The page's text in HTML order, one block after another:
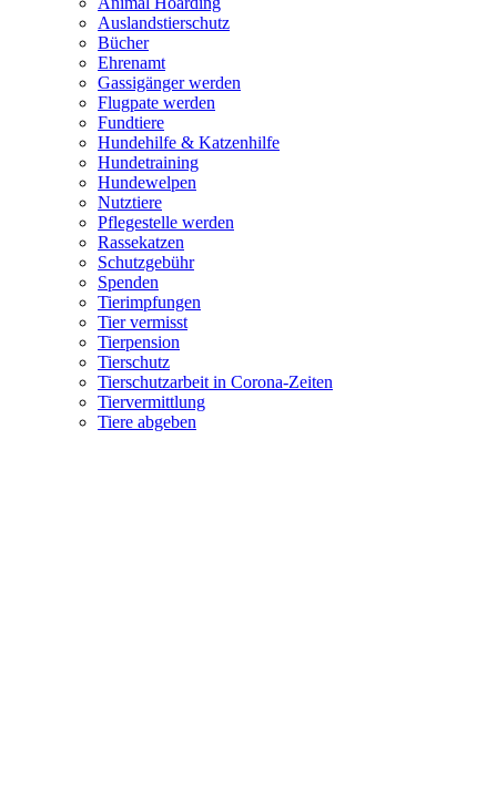
Auslandstierschutz
Bücher
Ehrenamt
Gassigänger werden
Flugpate werden
Fundtiere
Hundehilfe & Katzenhilfe
Hundetraining
Hundewelpen
Nutztiere
Pflegestelle werden
Rassekatzen
Schutzgebühr
Spenden
Tierimpfungen
Tier vermisst
Tierpension
Tierschutz
Tierschutzarbeit in Corona-Zeiten
Tiervermittlung
Tiere abgeben